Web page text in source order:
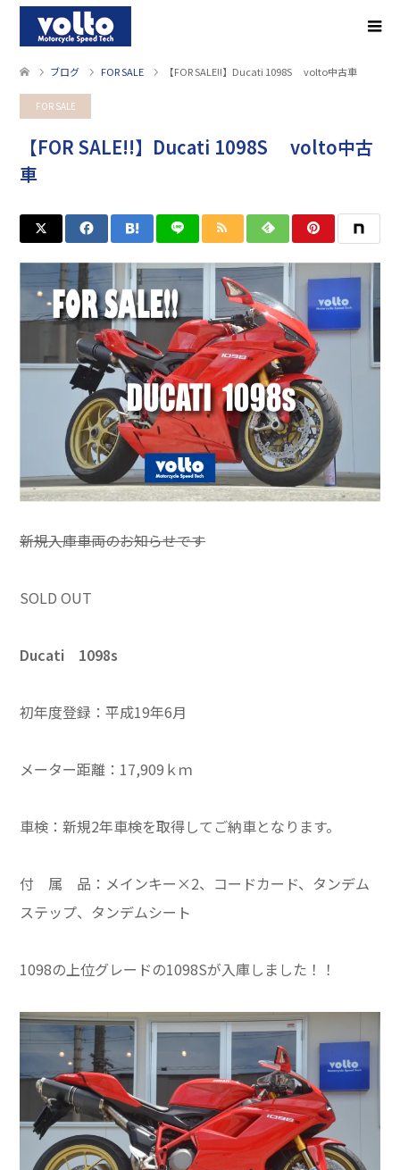
ブログ FOR SALE 【FOR SALE!!】Ducati 1098S volto中古車
FOR SALE
【FOR SALE!!】Ducati 1098S volto中古
車
新規入庫車両のお知らせです
SOLD OUT
Ducati 1098s
初年度登録：平成19年6月
メーター距離：17,909ｋｍ
車検：新規2年車検を取得してご納車となります。
付 属 品：メインキー×2、コードカード、タンデム
ステップ、タンデムシート
1098の上位グレードの1098Sが入庫しました！！